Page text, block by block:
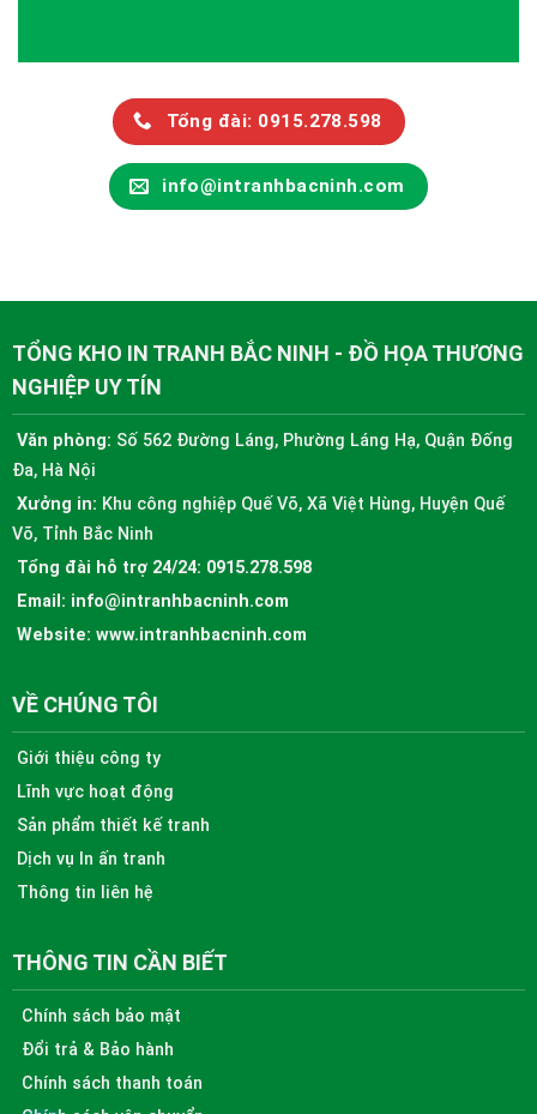
Tổng đài: 0915.278.598
info@intranhbacninh.com
TỔNG KHO IN TRANH BẮC NINH - ĐỒ HỌA THƯƠNG
NGHIỆP UY TÍN
Văn phòng: Số 562 Đường Láng, Phường Láng Hạ, Quận Đống
Đa, Hà Nội
Xưởng in: Khu công nghiệp Quế Võ, Xã Việt Hùng, Huyện Quế
Võ, Tỉnh Bắc Ninh
Tổng đài hỗ trợ 24/24: 0915.278.598
Email: info@intranhbacninh.com
Website: www.intranhbacninh.com
VỀ CHÚNG TÔI
Giới thiệu công ty
Lĩnh vực hoạt động
Sản phẩm thiết kế tranh
Dịch vụ In ấn tranh
Thông tin liên hệ
THÔNG TIN CẦN BIẾT
Chính sách bảo mật
Đổi trả & Bảo hành
Chính sách thanh toán